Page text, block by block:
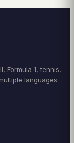
Formula 1, tennis,
languages.